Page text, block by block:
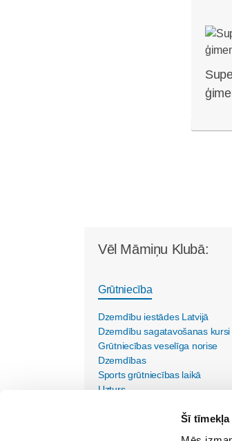
Šī
Vēl Māmiņu Klubā:
Grūtniecība
Dzemdību iestādes Latvijā
Dzemdību sagatavošanas kursi
Grūtniecības veselīga norise
Dzemdības
Sports grūtniecības laikā
Uzturs